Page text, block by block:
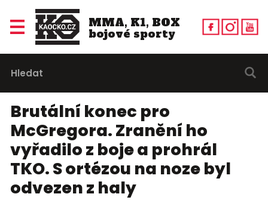
MMA, K1, BOX
bojové sporty
Brutální konec pro
McGregora. Zranění ho
vyřadilo z boje a prohrál
TKO. S ortézou na noze byl
odvezen z haly